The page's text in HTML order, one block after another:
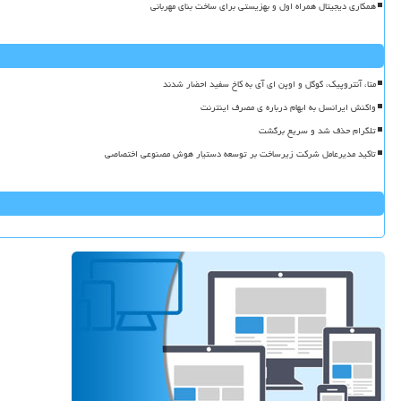
همکاری دیجیتال همراه اول و بهزیستی برای ساخت بنای مهربانی
متا، آنتروپیک، گوگل و اوپن ای آی به کاخ سفید احضار شدند
واکنش ایرانسل به ابهام درباره ی مصرف اینترنت
تلگرام حذف شد و سریع برگشت
تاکید مدیرعامل شرکت زیرساخت بر توسعه دستیار هوش مصنوعی اختصاصی